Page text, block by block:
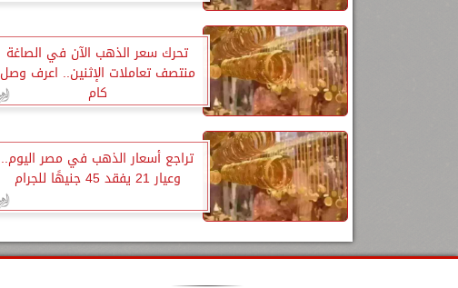
تحرك سعر الذهب الآن في الصاغة
منتصف تعاملات الإثنين.. اعرف وصل
كام
تراجع أسعار الذهب في مصر اليوم..
وعيار 21 يفقد 45 جنيهًا للجرام